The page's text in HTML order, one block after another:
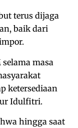
terus dijaga
baik dari
masa
ketersediaan
Idulfitri.
hingga saat